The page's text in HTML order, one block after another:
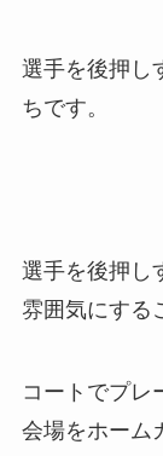
選手を後押し
ちです。
選手を後押し
雰囲気にする
コートでプレ
会場をホーム